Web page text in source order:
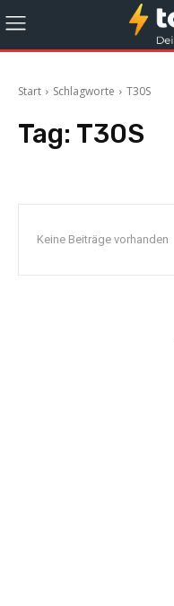
Start Schlagworte T30S
Tag: T30S
Keine Beiträge vorhanden